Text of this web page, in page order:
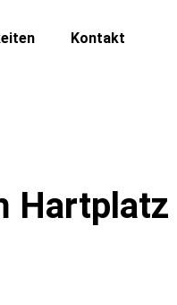
Kontakt
Hartplatz